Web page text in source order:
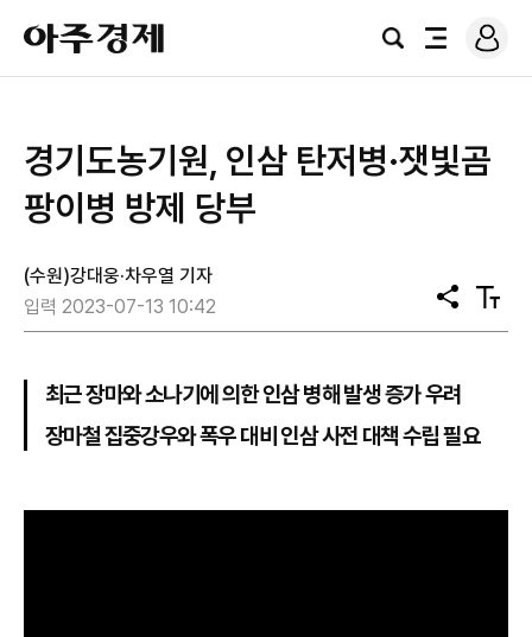
아
주
경
검
전
로
그
경기도농기원, 인삼 탄저병·잿빛곰
팡이병 방제 당부
(수원)강대웅·차우열 기자
입력 2023-07-13 10:42
공
유
텍
스
최근 장마와 소나기에 의한 인삼 병해 발생 증가 우려
장마철 집중강우와 폭우 대비 인삼 사전 대책 수립 필요